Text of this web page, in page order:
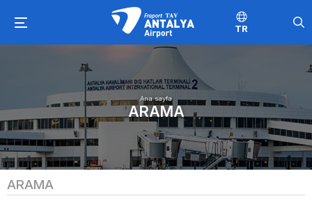
TR
Ana sayfa
ARAMA
ARAMA